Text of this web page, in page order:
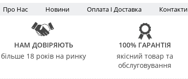
Про Нас Новини Оплата І Доставка Контакти
НАМ ДОВІРЯЮТЬ
більше 18 років на ринку
100% ГАРАНТІЯ
якісний товар та
обслуговування